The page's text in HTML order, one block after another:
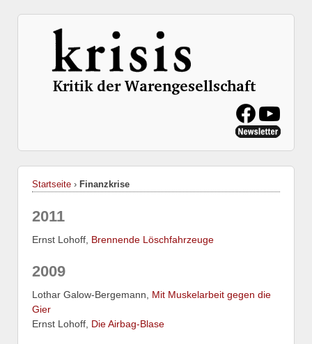
Startseite › Finanzkrise
2011
Ernst Lohoff, Brennende Löschfahrzeuge
2009
Lothar Galow-Bergemann, Mit Muskelarbeit gegen die
Gier
Ernst Lohoff, Die Airbag-Blase